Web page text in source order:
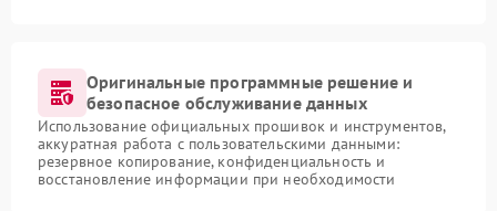
Оригинальные программные решение и
безопасное обслуживание данных
Использование официальных прошивок и инструментов,
аккуратная работа с пользовательскими данными:
резервное копирование, конфиденциальность и
восстановление информации при необходимости